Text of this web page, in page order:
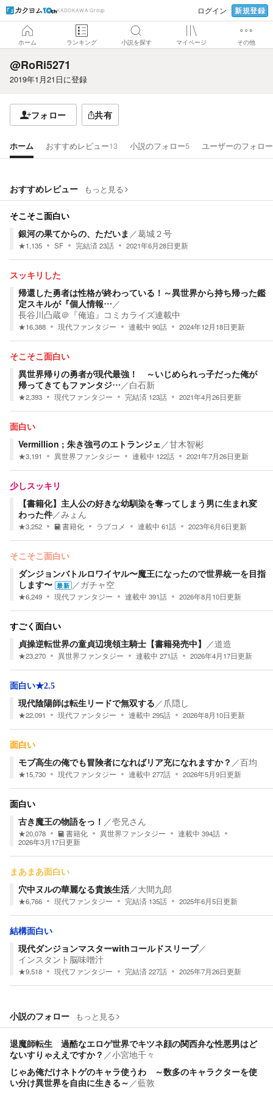
KADOKAWA Group ログイン 新規登録
ホーム ランキング 小説を探す マイページ その他
@RoRi5271
2019年1月21日に登録
フォロー 共有
ホーム おすすめレビュー13 小説のフォロー5 ユーザーのフォロー
おすすめレビュー もっと見る
そこそこ面白い
銀河の果てからの、ただいま ／葛城２号
★1,135 SF 完結済23話 2021年6月28日更新
スッキリした
帰還した勇者は性格が終わっている！～異世界から持ち帰った鑑
定スキルが『個人情報…／
長谷川凸蔵＠『俺追』コミカライズ連載中
★16,388 現代ファンタジー 連載中 90話 2024年12月18日更新
そこそこ面白い
異世界帰りの勇者が現代最強！ ～いじめられっ子だった俺が
帰ってきてもファンタジ…／白石新
★2,393 現代ファンタジー 完結済 123話 2021年4月26日更新
面白い
Vermillion ; 朱き強弓のエトランジェ／甘木智彬
★3,191 異世界ファンタジー 連載中 122話 2021年7月26日更新
少しスッキリ
【書籍化】主人公の好きな幼馴染を奪ってしまう男に生まれ変
わった件／みょん
★3,252 書籍化 ラブコメ 連載中 61話 2023年6月6日更新
そこそこ面白い
ダンジョンバトルロワイヤル〜魔王になったので世界統一を目指
します〜 最新 ／ガチャ空
★6,249 現代ファンタジー 連載中 391話 2026年8月10日更新
すごく面白い
貞操逆転世界の童貞辺境領主騎士【書籍発売中】 ／道造
★23,270 異世界ファンタジー 連載中 271話 2026年4月17日更新
面白い★2.5
現代陰陽師は転生リードで無双する／爪隠し
★22,091 現代ファンタジー 連載中 295話 2026年8月10日更新
面白い
モブ高生の俺でも冒険者になればリア充になれますか？ ／百均
★15,730 現代ファンタジー 連載中 277話 2026年5月9日更新
面白い
古き魔王の物語をっ！ ／壱兄さん
★20,078 書籍化 異世界ファンタジー 連載中 394話
2026年3月17日更新
まあまあ面白い
穴中ヌルの華麗なる貴族生活／大間九郎
★6,766 現代ファンタジー 完結済 135話 2025年6月5日更新
結構面白い
現代ダンジョンマスターwithコールドスリープ／
インスタント脳味噌汁
★9,518 現代ファンタジー 完結済227話 2025年7月26日更新
小説のフォロー もっと見る
退魔師転生 過酷なエロゲ世界でキツネ顔の関西弁な性悪男はど
ないすりゃええですか？ ／小宮地千々
じゃあ俺だけネトゲのキャラ使うわ ～数多のキャラクターを使
い分け異世界を自由に生きる～ ／藍敦